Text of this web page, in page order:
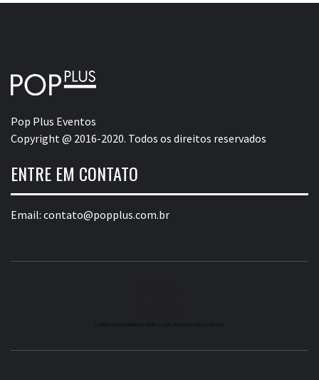
Pop Plus Eventos
Copyright @ 2016-2020. Todos os direitos reservados
ENTRE EM CONTATO
Email: contato@popplus.com.br